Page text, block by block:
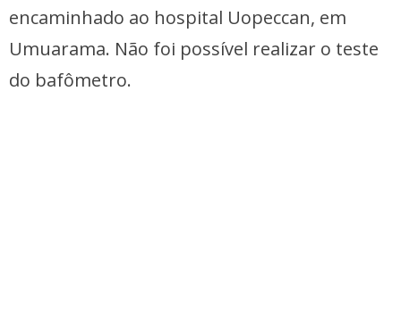
encaminhado ao hospital Uopeccan, em
Umuarama. Não foi possível realizar o teste
do bafômetro.